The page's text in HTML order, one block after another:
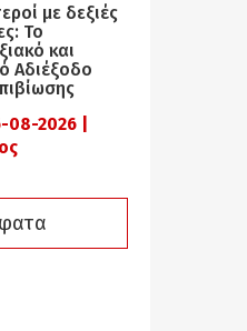
με δεξιές
Το
και
Αδιέξοδο
2026 |